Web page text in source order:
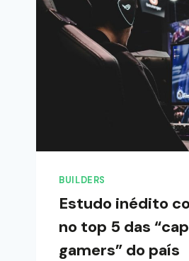
BUILDERS
Estudo inédito
no top 5 das
gamers” do país